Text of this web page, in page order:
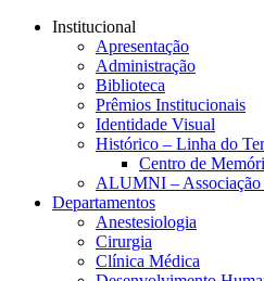
Conteúdo principal
Institucional
Apresentação
Administração
Biblioteca
Prêmios Institucionais
Identidade Visual
Histórico – Linha do
Centro de
ALUMNI – Associação
Departamentos
Anestesiologia
Cirurgia
Clínica Médica